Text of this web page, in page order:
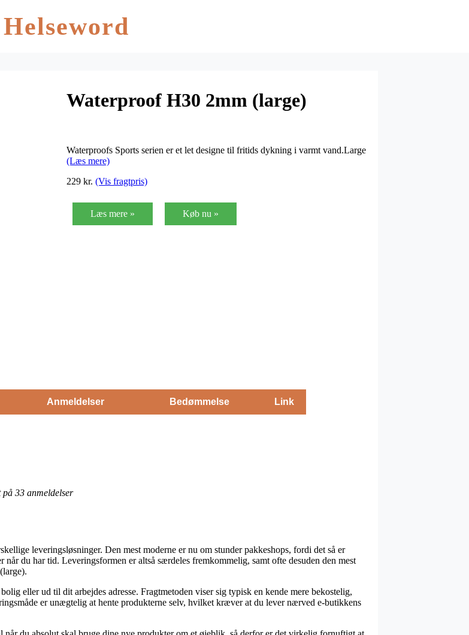
Helseword
Waterproof H30 2mm (large)
Waterproofs Sports serien er et let designe til fritids dykning i varmt vand.Large
(Læs mere)
229 kr. (Vis fragtpris)
Læs mere » Køb nu »
Anmeldelser Bedømmelse Link
på 33 anmeldelser
leveringsløsninger. Den mest moderne er nu om stunder pakkeshops, fordi det så er
du har tid. Leveringsformen er altså særdeles fremkommelig, samt ofte desuden den mest
eller ud til dit arbejdes adresse. Fragtmetoden viser sig typisk en kende mere bekostelig,
er unægtelig at hente produkterne selv, hvilket kræver at du lever nærved e-butikkens